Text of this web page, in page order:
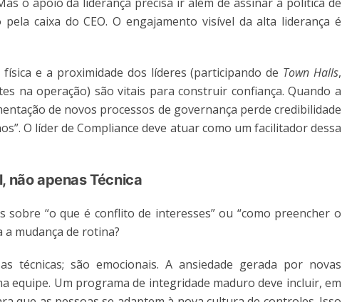
caixa do CEO. O engajamento visível da alta liderança é
e a proximidade dos líderes (participando de Town Halls,
na operação) são vitais para construir confiança. Quando a
de novos processos de governança perde credibilidade
O líder de Compliance deve atuar como um facilitador dessa
não apenas Técnica
“o que é conflito de interesses” ou “como preencher o
mudança de rotina?
técnicas; são emocionais. A ansiedade gerada por novas
equipe. Um programa de integridade maduro deve incluir, em